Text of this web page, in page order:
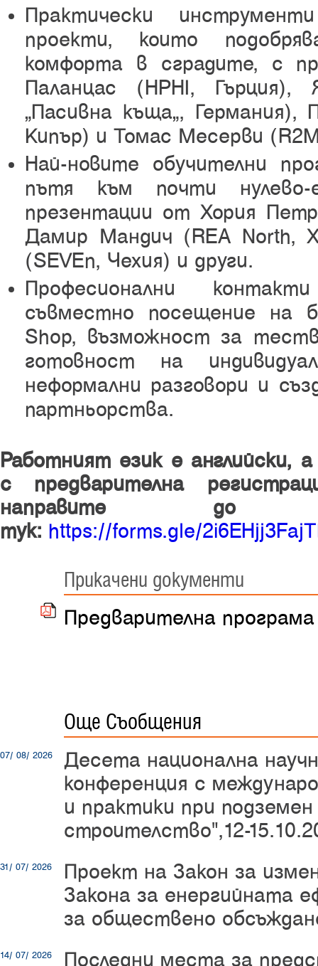
Практически
проекти, които
комфорта в сградите, с
Паланцас (HPHI,
„Пасивна къща“, Германия),
Кипър) и Томас Месерви
Най-новите обучителни
пътя към почти нулево-
презентации от Хория
Дамир Мандич (REA North,
(SEVEn, Чехия) и други.
Професионални
съвместно посещение на
Shop, възможност за
готовност на
неформални разговори и
партньорства.
Работният език е английски,
с предварителна
направите до
тук: https://forms.gle/
Прикачени документи
Предварителна програма
Още Съобщения
07/ 08/ 2026
Десета национална
конференция с
и практики при
строителство",12-
31/ 07/ 2026
Проект на Закон за
Закона за енергийната
за обществено
14/ 07/ 2026 Последни места за